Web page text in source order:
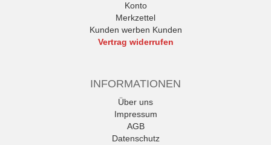
Konto
Merkzettel
Kunden werben Kunden
Vertrag widerrufen
INFORMATIONEN
Über uns
Impressum
AGB
Datenschutz